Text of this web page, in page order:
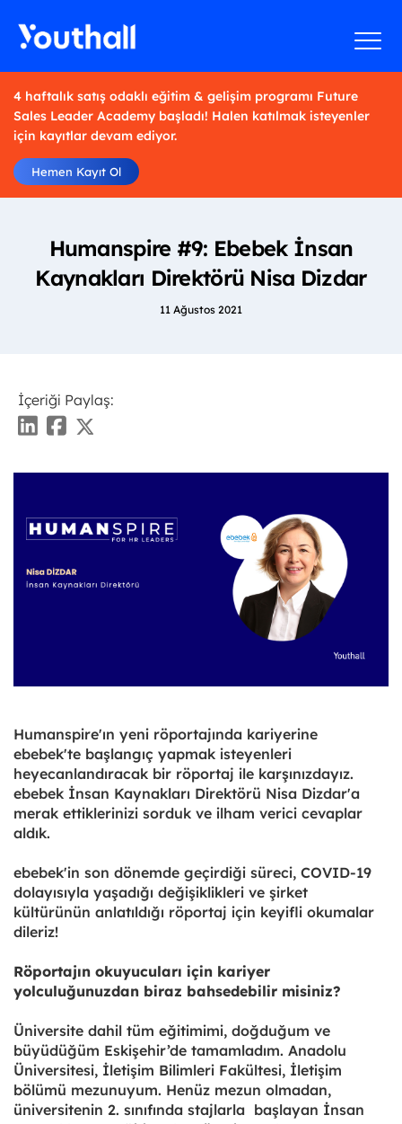
4 haftalık satış odaklı eğitim & gelişim programı Future
Sales Leader Academy başladı! Halen katılmak isteyenler
için kayıtlar devam ediyor.
Hemen Kayıt Ol
Humanspire #9: Ebebek İnsan
Kaynakları Direktörü Nisa Dizdar
11 Ağustos 2021
İçeriği Paylaş:
Humanspire'ın yeni röportajında kariyerine
ebebek'te başlangıç yapmak isteyenleri
heyecanlandıracak bir röportaj ile karşınızdayız.
ebebek İnsan Kaynakları Direktörü Nisa Dizdar'a
merak ettiklerinizi sorduk ve ilham verici cevaplar
aldık.
ebebek'in son dönemde geçirdiği süreci, COVID-19
dolayısıyla yaşadığı değişiklikleri ve şirket
kültürünün anlatıldığı röportaj için keyifli okumalar
dileriz!
Röportajın okuyucuları için kariyer
yolculuğunuzdan biraz bahsedebilir misiniz?
Üniversite dahil tüm eğitimimi, doğduğum ve
büyüdüğüm Eskişehir’de tamamladım. Anadolu
Üniversitesi, İletişim Bilimleri Fakültesi, İletişim
bölümü mezunuyum. Henüz mezun olmadan,
üniversitenin 2. sınıfında stajlarla başlayan İnsan